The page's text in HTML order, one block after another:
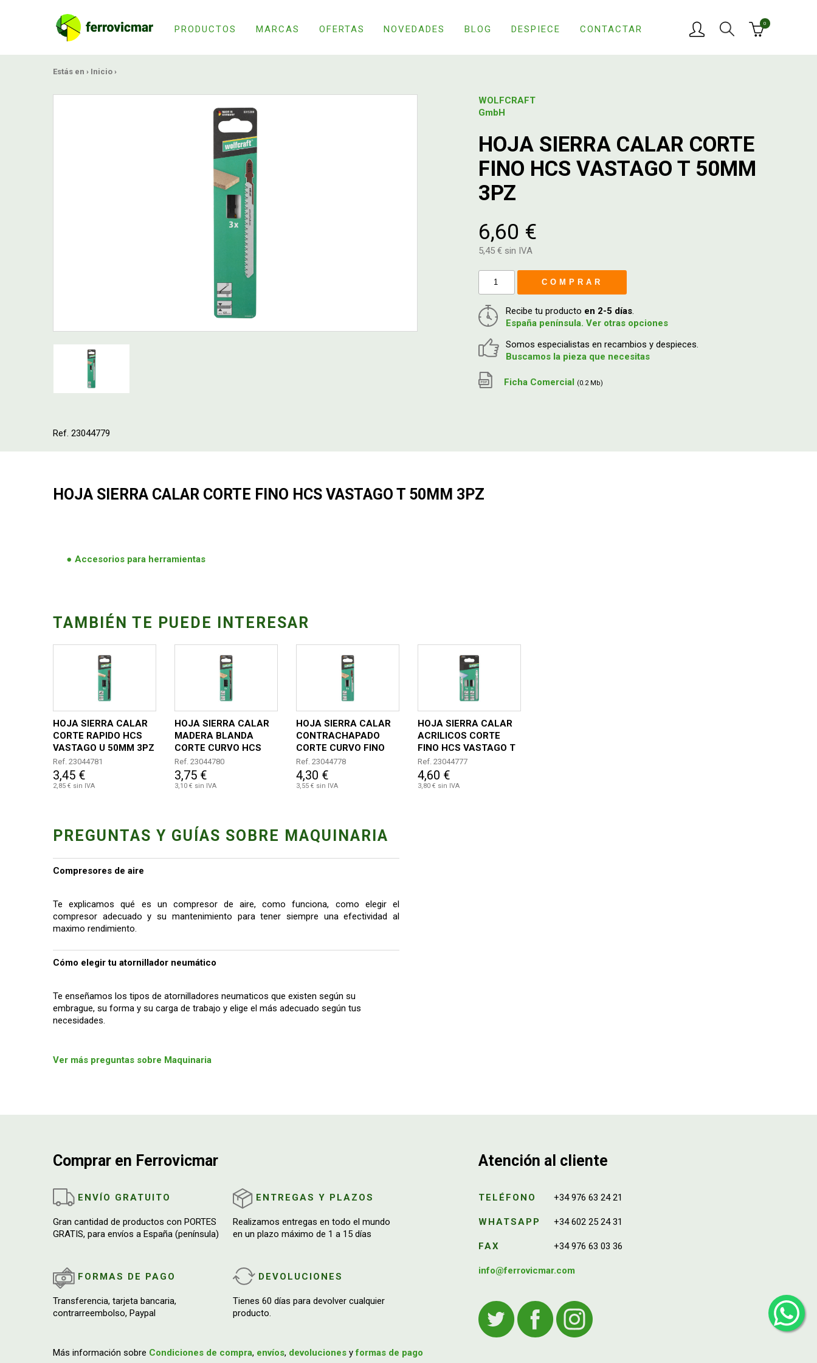
PRODUCTOS MARCAS OFERTAS NOVEDADES BLOG DESPIECE CONTACTAR
0
Estás en › Inicio ›
Ref. 23044779
WOLFCRAFT
GmbH
HOJA SIERRA CALAR CORTE
FINO HCS VASTAGO T 50MM
3PZ
6,60 €
5,45 € sin IVA
COMPRAR
Recibe tu producto en 2-5 días.
España península. Ver otras opciones
Somos especialistas en recambios y despieces.
Buscamos la pieza que necesitas
Ficha Comercial (0.2 Mb)
HOJA SIERRA CALAR CORTE FINO HCS VASTAGO T 50MM 3PZ
Accesorios para herramientas
TAMBIÉN TE PUEDE INTERESAR
HOJA SIERRA CALAR
CORTE RAPIDO HCS
VASTAGO U 50MM 3PZ
Ref. 23044781
3,45 €
2,85 € sin IVA
HOJA SIERRA CALAR
MADERA BLANDA
CORTE CURVO HCS
VASTAGO U 50MM 3PZ
Ref. 23044780
3,75 €
3,10 € sin IVA
HOJA SIERRA CALAR
CONTRACHAPADO
CORTE CURVO FINO
HCS T 20MM 3PZ
Ref. 23044778
4,30 €
3,55 € sin IVA
HOJA SIERRA CALAR
ACRILICOS CORTE
FINO HCS VASTAGO T
20MM 3PZ
Ref. 23044777
4,60 €
3,80 € sin IVA
PREGUNTAS Y GUÍAS SOBRE MAQUINARIA
Compresores de aire
Te explicamos qué es un compresor de aire, como funciona, como elegir el
compresor adecuado y su mantenimiento para tener siempre una efectividad al
maximo rendimiento.
Cómo elegir tu atornillador neumático
Te enseñamos los tipos de atornilladores neumaticos que existen según su
embrague, su forma y su carga de trabajo y elige el más adecuado según tus
necesidades.
Ver más preguntas sobre Maquinaria
Comprar en Ferrovicmar
ENVÍO GRATUITO
Gran cantidad de productos con PORTES
GRATIS, para envíos a España (península)
ENTREGAS Y PLAZOS
Realizamos entregas en todo el mundo
en un plazo máximo de 1 a 15 días
FORMAS DE PAGO
Transferencia, tarjeta bancaria,
contrarreembolso, Paypal
DEVOLUCIONES
Tienes 60 días para devolver cualquier
producto.
Más información sobre Condiciones de compra, envíos, devoluciones yformas de pago
Atención al cliente
TELÉFONO +34 976 63 24 21
WHATSAPP +34 602 25 24 31
FAX +34 976 63 03 36
info@ferrovicmar.com